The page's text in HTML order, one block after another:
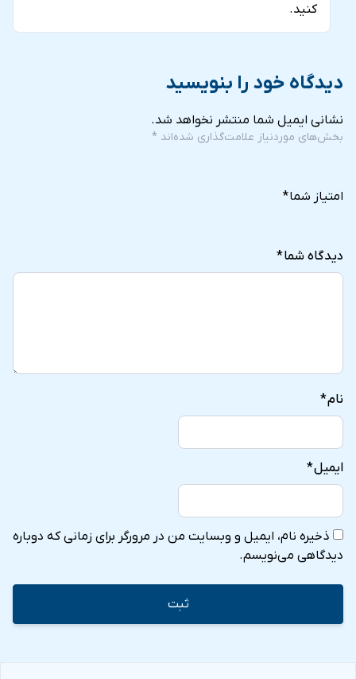
کنید.
دیدگاه خود را بنویسید
نشانی ایمیل شما منتشر نخواهد شد.
بخش‌های موردنیاز علامت‌گذاری شده‌اند *
امتیاز شما*
دیدگاه شما*
نام*
ایمیل*
ذخیره نام، ایمیل و وبسایت من در مرورگر برای زمانی که دوباره
دیدگاهی می‌نویسم.